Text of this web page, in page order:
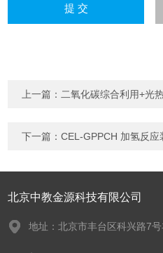
上一篇： 二氧化碳综合利用+光
下一篇：CEL-GPPCH 加氢反应
北京中教金源科技有限公司
地址：北京市丰台区科兴路7